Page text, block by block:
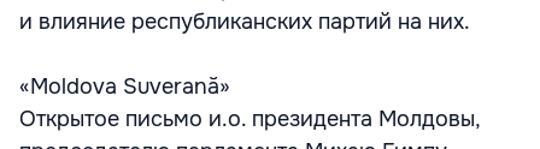
и влияние республиканских партий на них.
«Moldova Suverană»
Открытое письмо и.о. президента Молдовы,